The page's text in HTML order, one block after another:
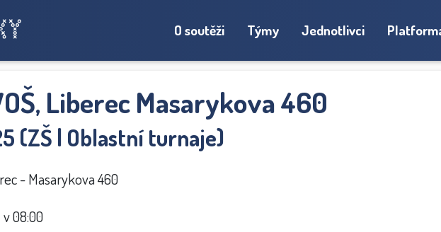
O soutěži Týmy Jednotlivci
Liberec Masarykova 460
(ZŠ | Oblastní turnaje)
- Masarykova 460
v 08:00